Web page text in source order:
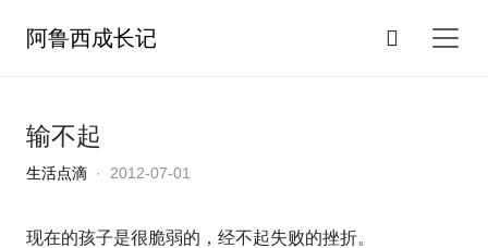
阿鲁西成长记
输不起
生活点滴 · 2012-07-01
现在的孩子是很脆弱的，经不起失败的挫折。